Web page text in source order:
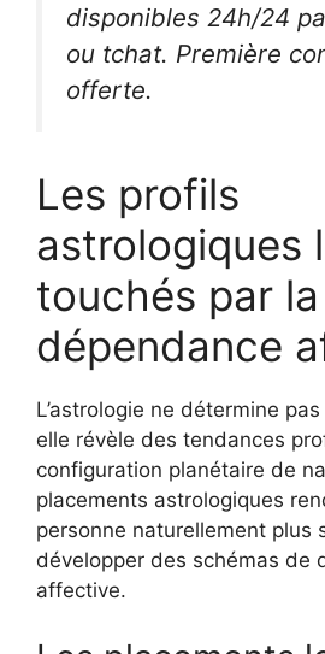
disponibles 24h/24
ou tchat. Première
offerte.
Les profils
astrologiques
touchés par la
dépendance
L’astrologie ne détermine
elle révèle des tendances
configuration planétaire de
placements astrologiques
personne naturellement plus
développer des schémas de
affective.